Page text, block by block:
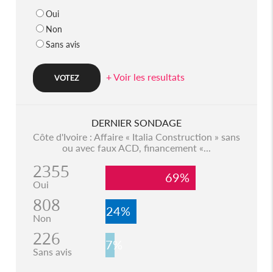
Oui
Non
Sans avis
+ Voir les resultats
DERNIER SONDAGE
Côte d'Ivoire : Affaire « Italia Construction » sans
ou avec faux ACD, financement «...
2355
Oui 69%
808
Non 24%
226
Sans avis 7%